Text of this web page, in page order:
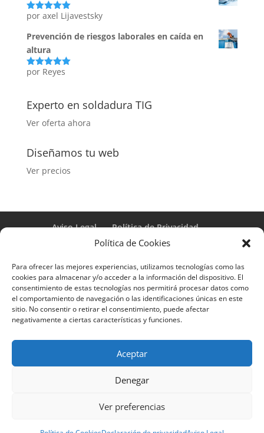
Política de Cookies
Para ofrecer las mejores experiencias, utilizamos tecnologías como las
cookies para almacenar y/o acceder a la información del dispositivo. El
consentimiento de estas tecnologías nos permitirá procesar datos como
el comportamiento de navegación o las identificaciones únicas en este
sitio. No consentir o retirar el consentimiento, puede afectar
negativamente a ciertas características y funciones.
Aceptar
Denegar
Ver preferencias
Valorado
por axel Lijavestsky
Prevención de riesgos laborales en caída en
altura
Valorado
por Reyes
Experto en soldadura TIG
Ver oferta ahora
Diseñamos tu web
Ver precios
Aviso Legal
Política de Privacidad
Términos y condiciones – Contrato de matrícula
Formulario de Datos necesarios para alta
Métodos de pago SEQURA
Métodos de pago
Formulario de Acción Formativa
Formulario de responsabilidad de APPCC
Plantilla formación bonificada
Formulario uso de imagen
Centros colaboradores
Learning Galicia, S.L. - CIF B70080106 - Diseño y